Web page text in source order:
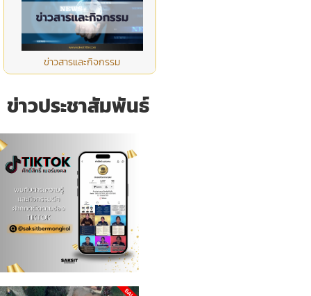
ข่าวสารและกิจกรรม
ข่าวประชาสัมพันธ์